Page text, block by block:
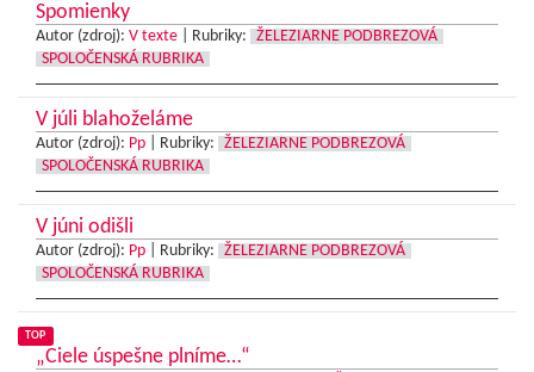
Spomienky
Autor (zdroj): V texte Rubriky:
ŽELEZIARNE PODBREZOVÁ
SPOLOČENSKÁ RUBRIKA
V júli blahoželáme
Autor (zdroj): Pp Rubriky:
ŽELEZIARNE PODBREZOVÁ
SPOLOČENSKÁ RUBRIKA
V júni odišli
Autor (zdroj): Pp Rubriky:
ŽELEZIARNE PODBREZOVÁ
SPOLOČENSKÁ RUBRIKA
TOP
„Ciele úspešne plníme…“